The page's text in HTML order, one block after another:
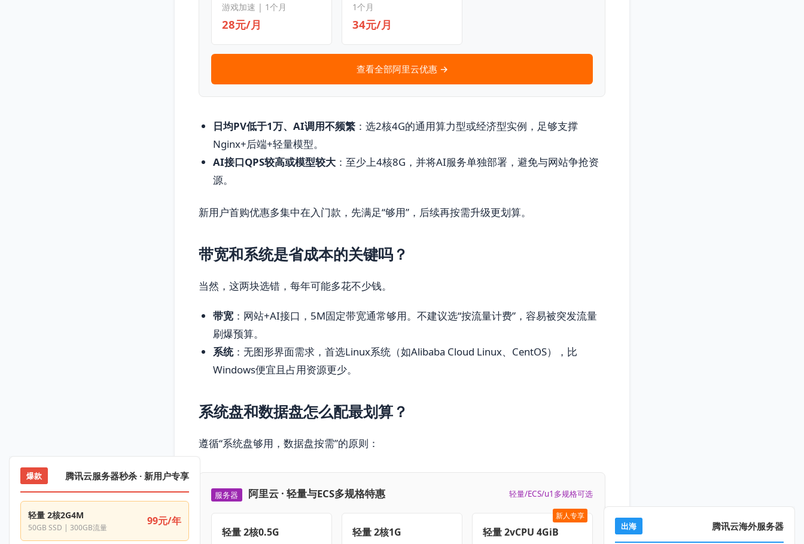
游戏加速 | 1个月
28元/月
1个月
34元/月
查看全部阿里云优惠 →
日均PV低于1万、AI调用不频繁 ：选2核4G的通用算力型或经济型实例，足够支撑
Nginx+后端+轻量模型。
AI接口QPS较高或模型较大 ：至少上4核8G，并将AI服务单独部署，避免与网站争抢资
源。
新用户首购优惠多集中在入门款，先满足“够用”，后续再按需升级更划算。
带宽和系统是省成本的关键吗？
当然，这两块选错，每年可能多花不少钱。
带宽 ：网站+AI接口，5M固定带宽通常够用。不建议选“按流量计费”，容易被突发流量
刷爆预算。
系统：无图形界面需求，首选Linux系统（如Alibaba Cloud Linux、CentOS），比
Windows便宜且占用资源更少。
系统盘和数据盘怎么配最划算？
遵循“系统盘够用，数据盘按需”的原则：
服务器 阿里云 · 轻量与ECS多规格特惠 轻量/ECS/u1多规格可选
轻量 2核0.5G 轻量 2核1G
新人专享
轻量 2vCPU 4GiB
爆款 腾讯云服务器秒杀 · 新用户专享
轻量 2核2G4M
50GB SSD | 300GB流量
99元/年 出海 腾讯云海外服务器